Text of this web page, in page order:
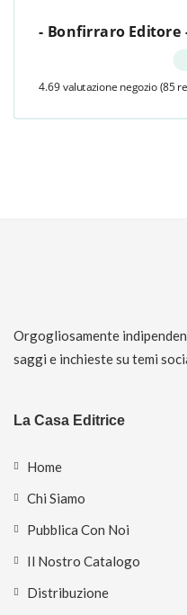
- Bonfirraro Editore
4.69 valutazione negozio (85
Orgogliosamente
saggi e inchieste su temi
La Casa Editrice
Home
Chi Siamo
Pubblica Con Noi
Il Nostro Catalogo
Distribuzione